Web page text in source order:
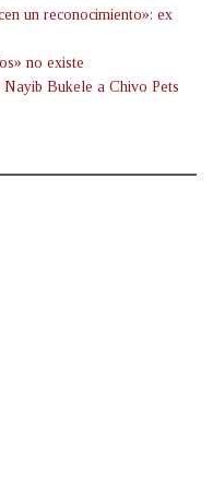
un reconocimiento»: ex
no existe
Nayib Bukele a Chivo Pets